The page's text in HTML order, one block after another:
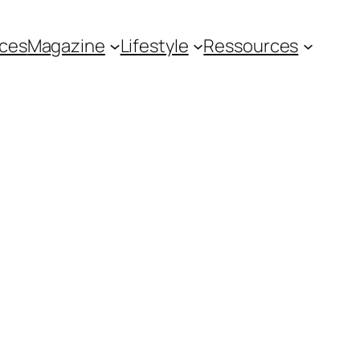
Magazine Lifestyle Ressources